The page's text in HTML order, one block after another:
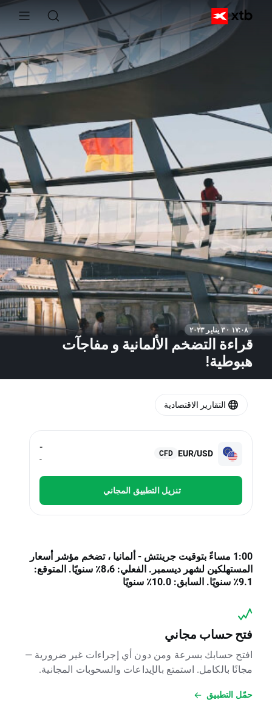
١٧:٠٨ · ٣ يناير ٢٠٢٣
قراءة التضخم الألمانية و مفاجآت
هبوطية!
EUR/USD
CFD
-
-
تنزيل التطبيق المجاني
1:00 مساءً بتوقيت جرينتش - ألمانيا ، تضخم مؤشر أسعار
المستهلكين لشهر ديسمبر. الفعلي: 8،6٪ سنويًا. المتوقع:
9.1٪ سنويًا. السابق: 10.0٪ سنويًا
فتح حساب مجاني
افتح حسابك بسرعة ومن دون أي إجراءات غير ضرورية —
مجانًا بالكامل. استمتع بالإيداعات والسحوبات المجانية.
حمّل التطبيق
التقارير الاقتصادية